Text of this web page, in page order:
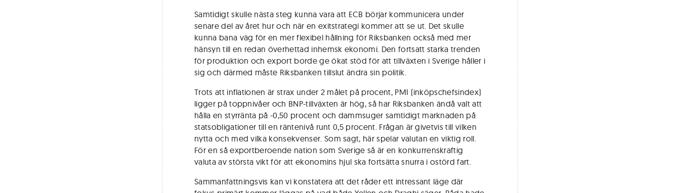
Samtidigt skulle nästa steg kunna vara att ECB börjar kommunicera under
senare del av året hur och när en exitstrategi kommer att se ut. Det skulle
kunna bana väg för en mer flexibel hållning för Riksbanken också med mer
hänsyn till en redan överhettad inhemsk ekonomi. Den fortsatt starka trenden
för produktion och export borde ge ökat stöd för att tillväxten i Sverige håller i
sig och därmed måste Riksbanken tillslut ändra sin politik.
Trots att inflationen är strax under 2 målet på procent, PMI (inköpschefsindex)
ligger på toppnivåer och BNP-tillväxten är hög, så har Riksbanken ändå valt att
hålla en styrränta på -0,50 procent och dammsuger samtidigt marknaden på
statsobligationer till en räntenivå runt 0,5 procent. Frågan är givetvis till vilken
nytta och med vilka konsekvenser. Som sagt, här spelar valutan en viktig roll.
För en så exportberoende nation som Sverige så är en konkurrenskraftig
valuta av största vikt för att ekonomins hjul ska fortsätta snurra i ostörd fart.
Sammanfattningsvis kan vi konstatera att det råder ett intressant läge där